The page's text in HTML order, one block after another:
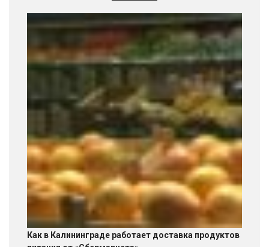
Как в Калининграде работает доставка продуктов